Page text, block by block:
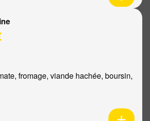
fromage, viande hachée, boursin,